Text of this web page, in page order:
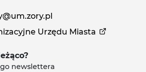
Urzędu Miasta
newslettera